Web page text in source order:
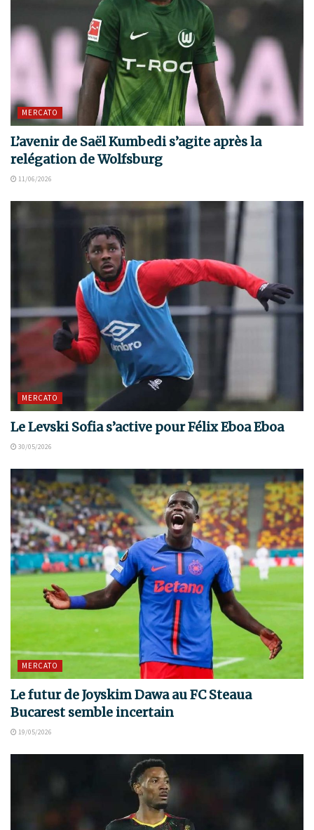
MERCATO
L’avenir de Saël Kumbedi s’agite après la
relégation de Wolfsburg
11/06/2026
MERCATO
Le Levski Sofia s’active pour Félix Eboa Eboa
30/05/2026
MERCATO
Le futur de Joyskim Dawa au FC Steaua
Bucarest semble incertain
19/05/2026